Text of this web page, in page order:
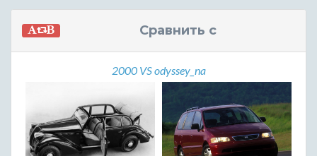
Сравнить с
2000 VS odyssey_na